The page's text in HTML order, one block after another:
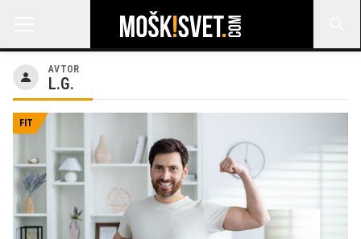
AVTOR
L.G.
FIT